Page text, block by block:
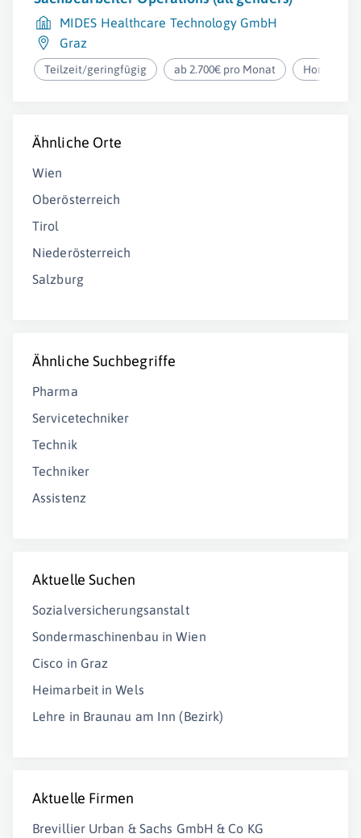
MIDES Healthcare Technology GmbH
Graz
Teilzeit/geringfügig ab 2.700€ pro Monat
Ähnliche Orte
Wien
Oberösterreich
Tirol
Niederösterreich
Salzburg
Ähnliche Suchbegriffe
Pharma
Servicetechniker
Technik
Techniker
Assistenz
Aktuelle Suchen
Sozialversicherungsanstalt
Sondermaschinenbau in Wien
Cisco in Graz
Heimarbeit in Wels
Lehre in Braunau am Inn (Bezirk)
Aktuelle Firmen
Brevillier Urban & Sachs GmbH & Co KG